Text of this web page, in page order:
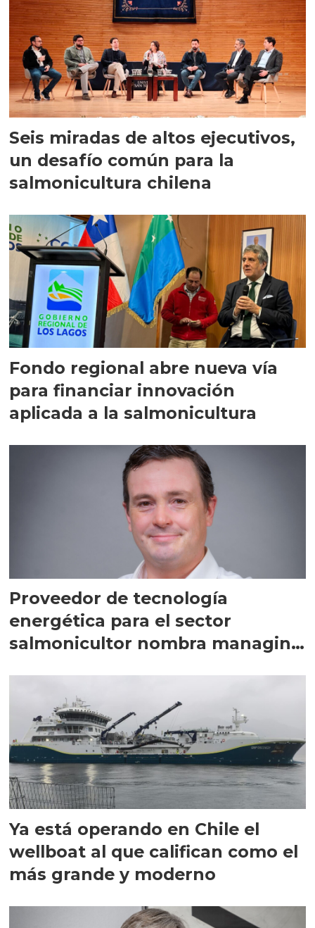
Seis miradas de altos ejecutivos,
un desafío común para la
salmonicultura chilena
Fondo regional abre nueva vía
para financiar innovación
aplicada a la salmonicultura
Proveedor de tecnología
energética para el sector
salmonicultor nombra managing
Ya está operando en Chile el
wellboat al que califican como el
más grande y moderno